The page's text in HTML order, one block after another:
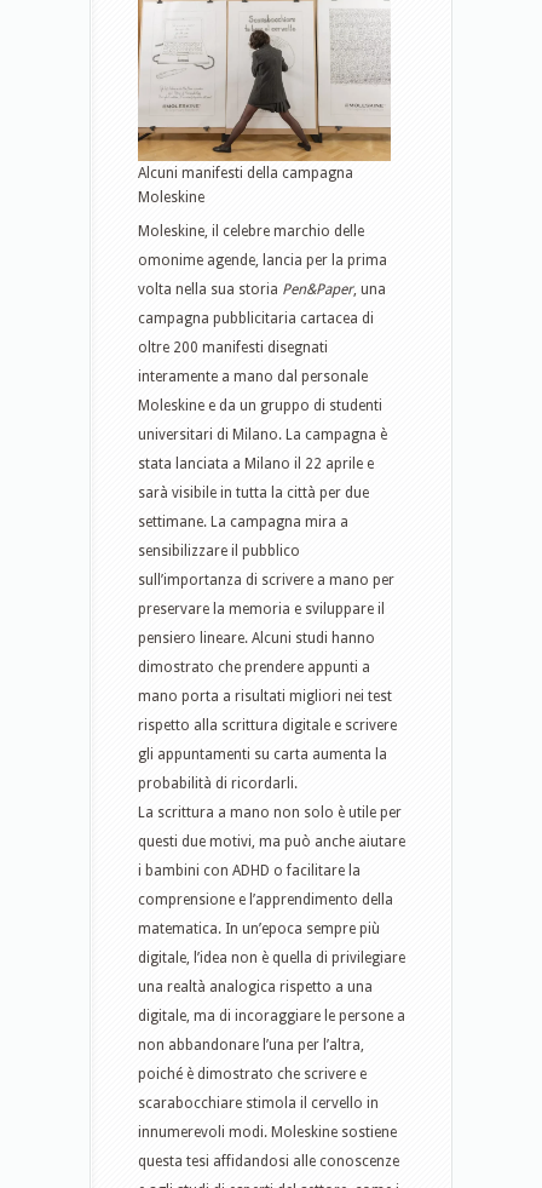
Alcuni manifesti della campagna
Moleskine
Moleskine, il celebre marchio delle
omonime agende, lancia per la prima
volta nella sua storia Pen&Paper, una
campagna pubblicitaria cartacea di
oltre 200 manifesti disegnati
interamente a mano dal personale
Moleskine e da un gruppo di studenti
universitari di Milano. La campagna è
stata lanciata a Milano il 22 aprile e
sarà visibile in tutta la città per due
settimane. La campagna mira a
sensibilizzare il pubblico
sull’importanza di scrivere a mano per
preservare la memoria e sviluppare il
pensiero lineare. Alcuni studi hanno
dimostrato che prendere appunti a
mano porta a risultati migliori nei test
rispetto alla scrittura digitale e scrivere
gli appuntamenti su carta aumenta la
probabilità di ricordarli.
La scrittura a mano non solo è utile per
questi due motivi, ma può anche aiutare
i bambini con ADHD o facilitare la
comprensione e l’apprendimento della
matematica. In un’epoca sempre più
digitale, l’idea non è quella di privilegiare
una realtà analogica rispetto a una
digitale, ma di incoraggiare le persone a
non abbandonare l’una per l’altra,
poiché è dimostrato che scrivere e
scarabocchiare stimola il cervello in
innumerevoli modi. Moleskine sostiene
questa tesi affidandosi alle conoscenze